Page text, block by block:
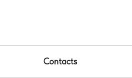
Contacts